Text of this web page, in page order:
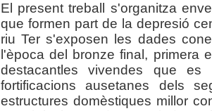
El present treball s'organitza
que formen part de la depresió
riu Ter s'exposen les dades
l'època del bronze final, primera
destacantles vivendes que
fortificacions ausetanes dels
estructures domèstiques millor